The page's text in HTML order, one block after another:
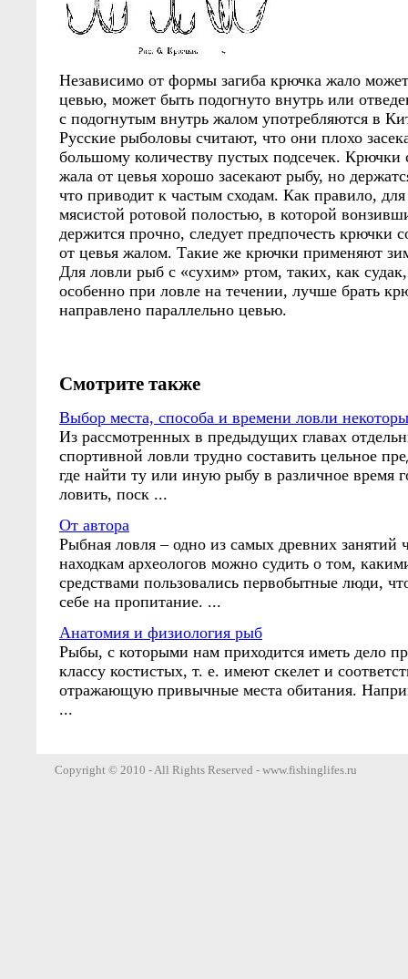
Независимо от формы загиба крючка жало
цевью, может быть подогнуто внутрь или
с подогнутым внутрь жалом употребляются в
Русские рыболовы считают, что они плохо
большому количеству пустых подсечек. Крючки
жала от цевья хорошо засекают рыбу, но
что приводит к частым сходам. Как правило,
мясистой ротовой полостью, в которой
держится прочно, следует предпочесть крючки
от цевья жалом. Такие же крючки применяют
Для ловли рыб с «сухим» ртом, таких, как
особенно при ловле на течении, лучше брать
направлено параллельно цевью.
Смотрите также
Выбор места, способа и времени ловли
Из рассмотренных в предыдущих главах
спортивной ловли трудно составить цельное
где найти ту или иную рыбу в различное время
ловить, поск ...
От автора
Рыбная ловля – одно из самых древних занятий
находкам археологов можно судить о том,
средствами пользовались первобытные люди,
себе на пропитание. ...
Анатомия и физиология рыб
Рыбы, с которыми нам приходится иметь дело
классу костистых, т. е. имеют скелет и
отражающую привычные места обитания.
...
Copyright © 2010 - All Rights Reserved - www.fishinglifes.ru